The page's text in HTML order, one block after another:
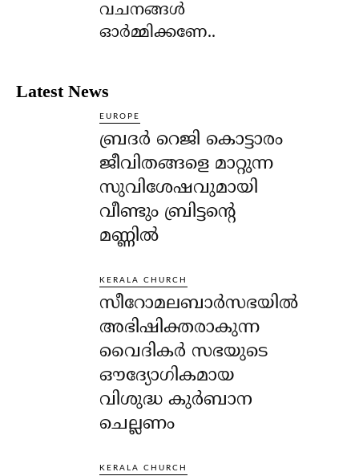
വചനങ്ങള്‍
ഓര്‍മ്മിക്കണേ..
Latest News
EUROPE
ബ്രദർ റെജി കൊട്ടാരം
ജീവിതങ്ങളെ മാറ്റുന്ന
സുവിശേഷവുമായി
വീണ്ടും ബ്രിട്ടന്റെ
മണ്ണിൽ
KERALA CHURCH
സീറോമലബാർസഭയിൽ
അഭിഷിക്തരാകുന്ന
വൈദികർ സഭയുടെ
ഔദ്യോഗികമായ
വിശുദ്ധ കുർബാന
ചെല്ലണം
KERALA CHURCH